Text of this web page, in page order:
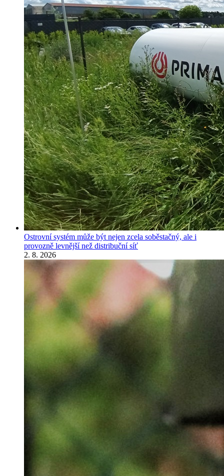
Ostrovní systém může být nejen zcela soběstačný, ale i
provozně levnější než distribuční síť
2. 8. 2026